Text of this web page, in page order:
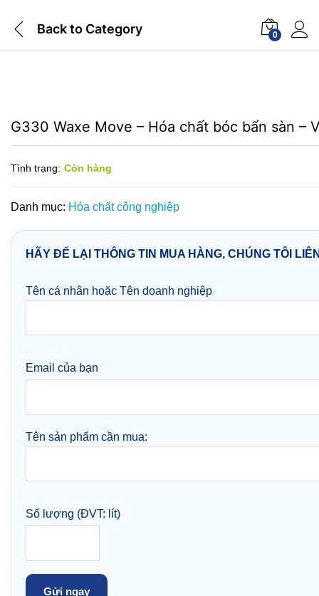
Back to Category 0
G330 Waxe Move – Hóa chất bóc bẩn sàn –
Tình trạng: Còn hàng
Danh mục: Hóa chất công nghiệp
HÃY ĐỂ LẠI THÔNG TIN MUA HÀNG, CHÚNG TÔI
Tên cá nhân hoặc Tên doanh nghiệp
Email của bạn
Tên sản phẩm cần mua:
Số lượng (ĐVT: lít)